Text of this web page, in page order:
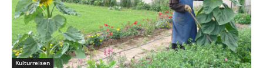
Kulturreisen